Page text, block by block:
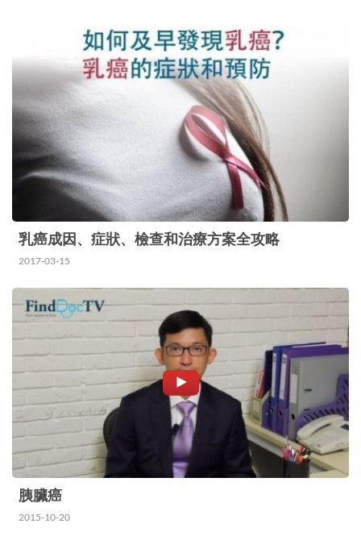
法也有所不同。肺癌是香港癌症中的第一殺手，平
均每年的死亡人數約為三千六百人，新增病例超過
四千宗。 成因 研究發現吸煙（包括二手煙）是與…
乳癌成因、症狀、檢查和治療方案全攻略
2017-03-15
胰臟癌
2015-10-20